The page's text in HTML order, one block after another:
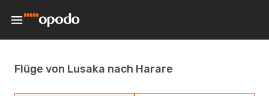
Flüge von Lusaka nach Harare